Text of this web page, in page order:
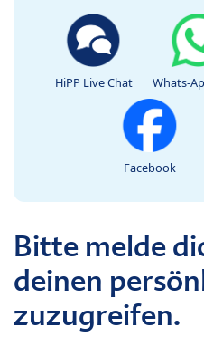
HiPP Live Chat Whats-
Facebook
Bitte melde
deinen
zuzugreifen.